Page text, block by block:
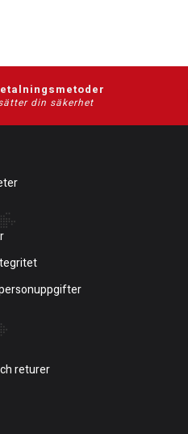
din säkerhet
returer